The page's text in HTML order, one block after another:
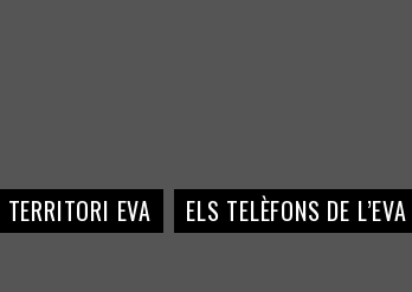
TERRITORI EVA ELS TELÈFONS DE L’EVA